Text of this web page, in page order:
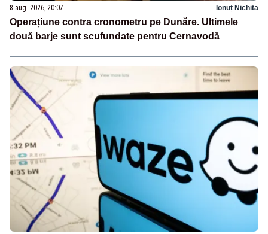
8 aug. 2026, 20:07 Ionuț Nichita
Operațiune contra cronometru pe Dunăre. Ultimele
două barje sunt scufundate pentru Cernavodă